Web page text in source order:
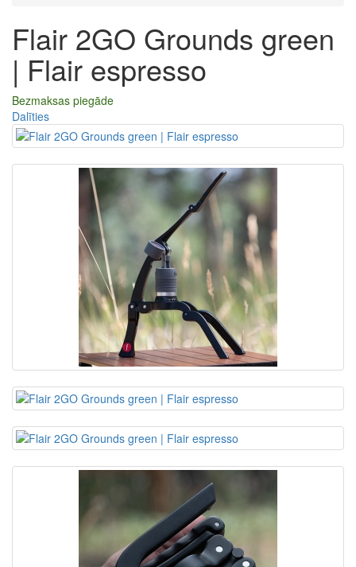
Flair 2GO Grounds green
| Flair espresso
Bezmaksas piegāde
Dalīties